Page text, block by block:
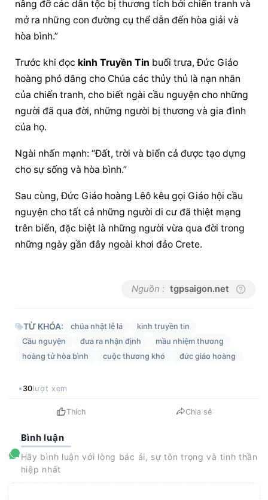
nâng đỡ các dân tộc bị thương tích bởi chiến tranh và
mở ra những con đường cụ thể dẫn đến hòa giải và
hòa bình.”
Trước khi đọc kinh Truyền Tin buổi trưa, Đức Giáo
hoàng phó dâng cho Chúa các thủy thủ là nạn nhân
của chiến tranh, cho biết ngài cầu nguyện cho những
người đã qua đời, những người bị thương và gia đình
của họ.
Ngài nhấn mạnh: “Đất, trời và biển cả được tạo dựng
cho sự sống và hòa bình.”
Sau cùng, Đức Giáo hoàng Lêô kêu gọi Giáo hội cầu
nguyện cho tất cả những người di cư đã thiệt mạng
trên biển, đặc biệt là những người vừa qua đời trong
những ngày gần đây ngoài khơi đảo Crete.
Nguồn : tgpsaigon.net
TỪ KHÓA: chúa nhật lễ lá
kinh truyền tin
Cầu nguyện
đưa ra nhận định
mầu nhiệm thương
hoàng tử hòa bình
cuộc thương khó đức giáo hoàng
30lượt xem
Thích Chia sẻ
Bình luận
Hãy bình luận với lòng bác ái, sự tôn trọng và tinh thần
hiệp nhất